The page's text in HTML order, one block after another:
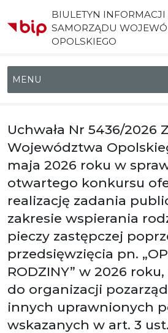
BIULETYN
SAMORZĄDU
OPOLSKIEGO
Menu główne
Uchwała Nr 5436/2026
Województwa
maja 2026 roku w
otwartego konkursu
realizację zadania
zakresie wspierania
pieczy zastępczej
przedsięwzięcia pn.
RODZINY” w 2026
do organizacji
innych uprawnionych
wskazanych w art. 3